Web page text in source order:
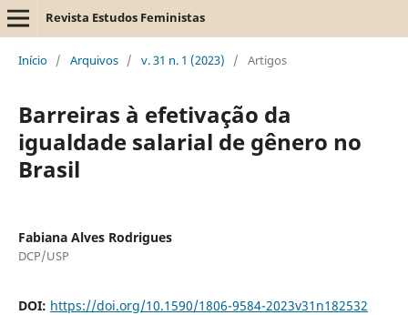
Revista Estudos Feministas
Início / Arquivos / v. 31 n. 1 (2023) / Artigos
Barreiras à efetivação da
igualdade salarial de gênero no
Brasil
Fabiana Alves Rodrigues
DCP/USP
DOI: https://doi.org/10.1590/1806-9584-2023v31n182532